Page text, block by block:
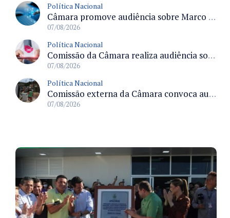
Política Nacional
Câmara promove audiência sobre Marco de Fomento à Economia Digital e impactos da inteligência artificial
07/08/2026
Política Nacional
Comissão da Câmara realiza audiência sobre apostas online para medir o tamanho do mercado ilegal
07/08/2026
Política Nacional
Comissão externa da Câmara convoca audiência pública sobre chuvas na Zona da Mata de Minas Gerais e impactos em Juiz de Fora
07/08/2026